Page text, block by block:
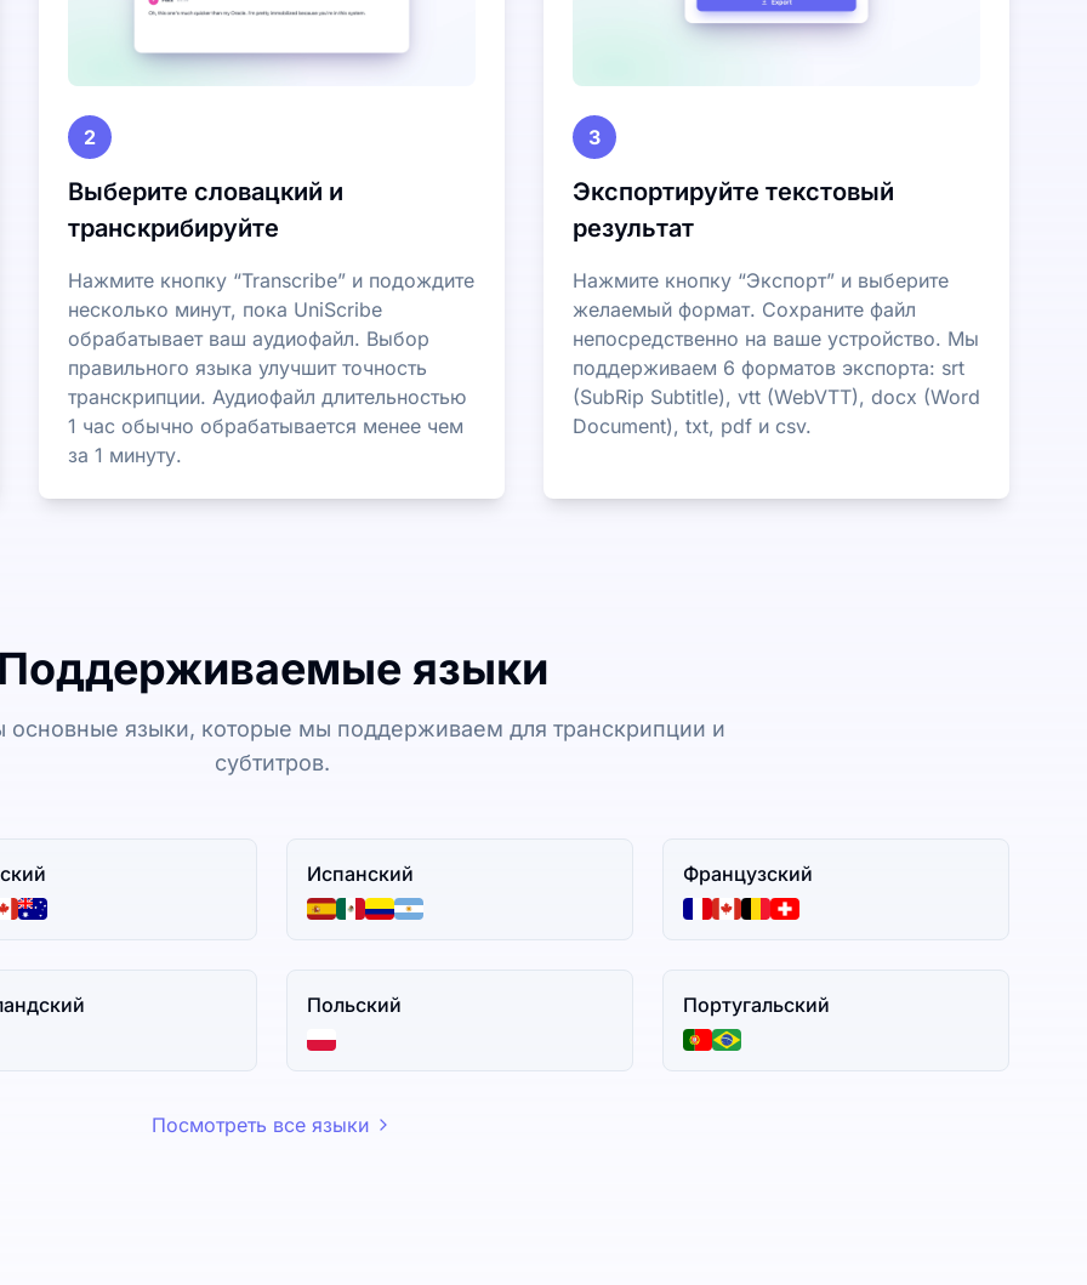
2
Выберите словацкий и
транскрибируйте
Нажмите кнопку “Transcribe” и подождите
несколько минут, пока UniScribe
обрабатывает ваш аудиофайл. Выбор
правильного языка улучшит точность
транскрипции. Аудиофайл длительностью
1 час обычно обрабатывается менее чем
за 1 минуту.
3
Экспортируйте текстовый
результат
Нажмите кнопку “Экспорт” и выберите
желаемый формат. Сохраните файл
непосредственно на ваше устройство. Мы
поддерживаем 6 форматов экспорта: srt
(SubRip Subtitle), vtt (WebVTT), docx (Word
Document), txt, pdf и csv.
Поддерживаемые языки
языки, которые мы поддерживаем для транскрипции и
субтитров.
Испанский Французский
Польский Португальский
Посмотреть все языки